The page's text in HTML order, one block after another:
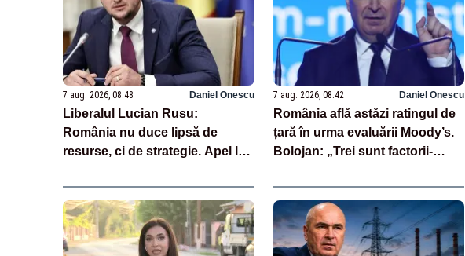
7 aug. 2026, 08:48 Daniel Onescu
Liberalul Lucian Rusu:
România nu duce lipsă de
resurse, ci de strategie. Apel la
termen lung
7 aug. 2026, 08:42 Daniel Onescu
România află astăzi ratingul de
țară în urma evaluării Moody’s.
Bolojan: „Trei sunt factorii-
evaluări”